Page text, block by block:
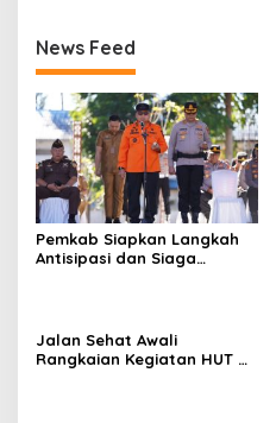
News Feed
Pemkab Siapkan Langkah
Antisipasi dan Siaga
Jalan Sehat Awali
Rangkaian Kegiatan HUT RI